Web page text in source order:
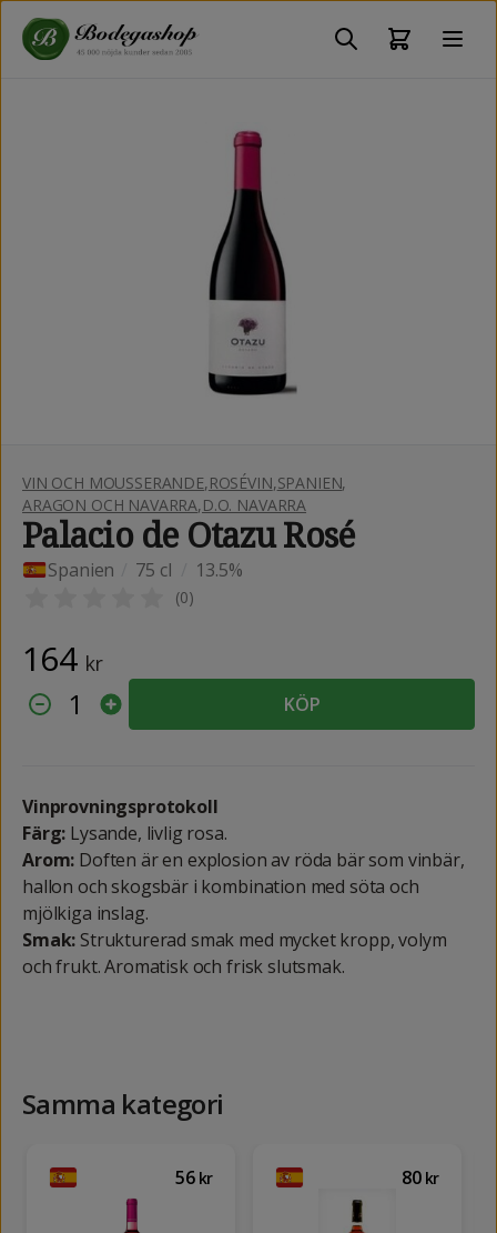
VIN OCH MOUSSERANDE,ROSÉVIN,SPANIEN,
ARAGON OCH NAVARRA,D.O. NAVARRA
Palacio de Otazu Rosé
Spanien 75 cl 13.5%
(0)
164 kr
1 KÖP
Vinprovningsprotokoll
Färg: Lysande, livlig rosa.
Arom: Doften är en explosion av röda bär som vinbär,
hallon och skogsbär i kombination med söta och
mjölkiga inslag.
Smak: Strukturerad smak med mycket kropp, volym
och frukt. Aromatisk och frisk slutsmak.
Samma kategori
56 kr 80 kr